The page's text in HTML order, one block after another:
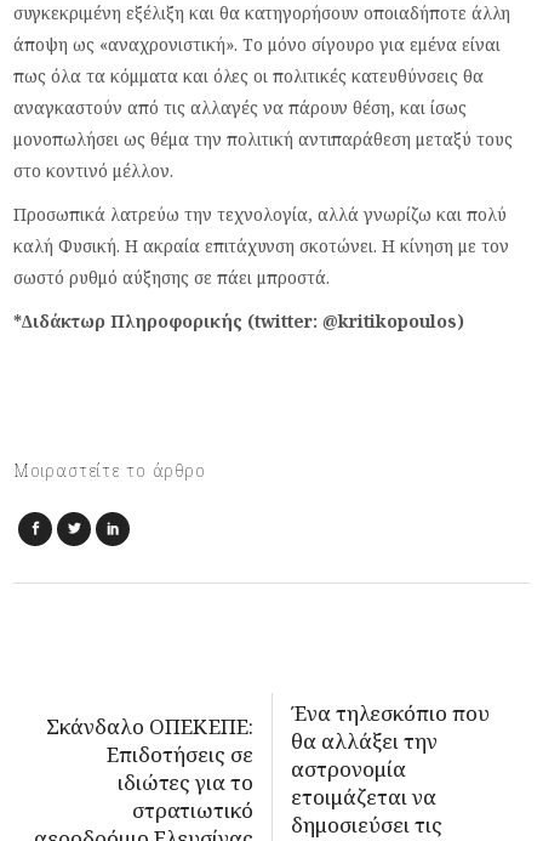
συγκεκριμένη εξέλιξη και θα κατηγορήσουν οποιαδήποτε άλλη
άποψη ως «αναχρονιστική». Το μόνο σίγουρο για εμένα είναι
πως όλα τα κόμματα και όλες οι πολιτικές κατευθύνσεις θα
αναγκαστούν από τις αλλαγές να πάρουν θέση, και ίσως
μονοπωλήσει ως θέμα την πολιτική αντιπαράθεση μεταξύ τους
στο κοντινό μέλλον.
Προσωπικά λατρεύω την τεχνολογία, αλλά γνωρίζω και πολύ
καλή Φυσική. Η ακραία επιτάχυνση σκοτώνει. Η κίνηση με τον
σωστό ρυθμό αύξησης σε πάει μπροστά.
*∆ιδάκτωρ Πληροφορικής (twitter: @kritikopoulos)
Μοιραστείτε το άρθρο
Σκάνδαλο ΟΠΕΚΕΠΕ:
Επιδοτήσεις σε
ιδιώτες για το
στρατιωτικό
Ένα τηλεσκόπιο που
θα αλλάξει την
αστρονομία
ετοιμάζεται να
δημοσιεύσει τις